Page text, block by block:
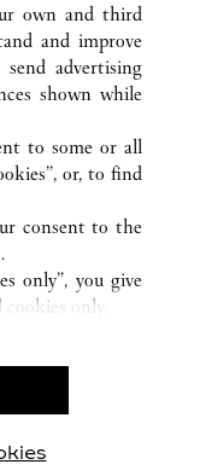
東京都
中央区
1
own and third
and improve
advertising
shown while
to some or all
or, to find
consent to the
only”, you give
only.